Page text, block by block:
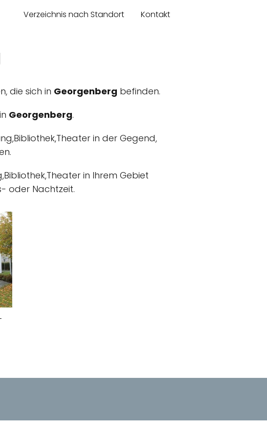
Verzeichnis nach Standort Kontakt
die sich in Georgenberg befinden.
in Georgenberg.
in der Gegend,
in Ihrem Gebiet
oder Nachtzeit.